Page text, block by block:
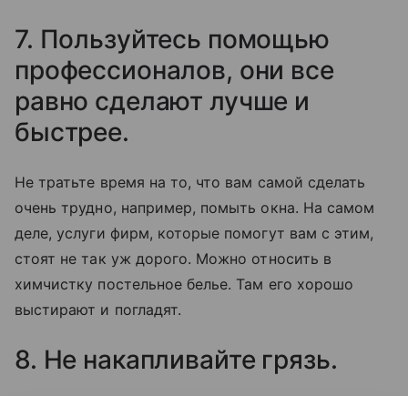
7. Пользуйтесь помощью
профессионалов, они все
равно сделают лучше и
быстрее.
Не тратьте время на то, что вам самой сделать
очень трудно, например, помыть окна. На самом
деле, услуги фирм, которые помогут вам с этим,
стоят не так уж дорого. Можно относить в
химчистку постельное белье. Там его хорошо
выстирают и погладят.
8. Не накапливайте грязь.